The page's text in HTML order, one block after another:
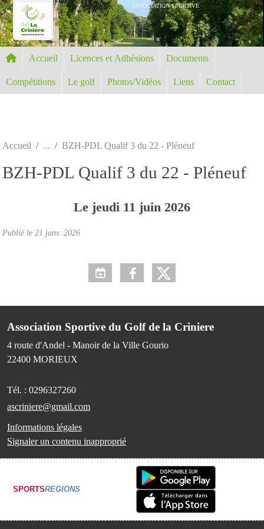
ASSOCIATION SPORTIVE
Accueil Licences et Adhésions Documents
Compétitions Le golf Photos/Vidéos Liens Contact
Accueil BZH-PDL Qualif 3 du 22 - Pléneuf
BZH-PDL Qualif 3 du 22 - Pléneuf
Le jeudi 11 juin 2026
Publié le 21 janv. 2026
Association Sportive du Golf de la Criniere
4 route d'Andel - Manoir de la Ville Gourio
22400 MORIEUX
Tél. : 0296327260
ascriniere@gmail.com
Informations légales
Signaler un contenu inapproprié
SPORTSREGIONS
Panneau de gestion des cookies